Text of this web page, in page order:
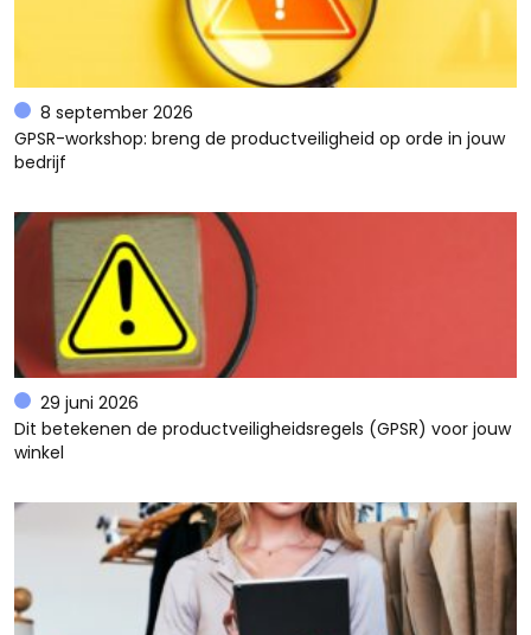
8 september 2026
GPSR-workshop: breng de productveiligheid op orde in jouw
bedrijf
29 juni 2026
Dit betekenen de productveiligheidsregels (GPSR) voor jouw
winkel